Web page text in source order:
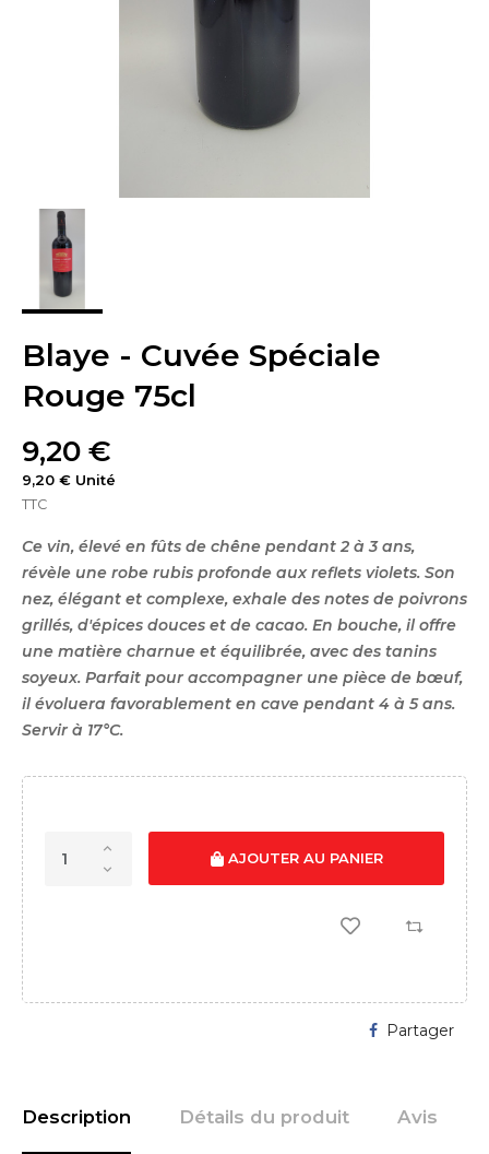
Blaye - Cuvée Spéciale
Rouge 75cl
9,20 €
9,20 € Unité
TTC
Ce vin, élevé en fûts de chêne pendant 2 à 3 ans,
révèle une robe rubis profonde aux reflets violets. Son
nez, élégant et complexe, exhale des notes de poivrons
grillés, d'épices douces et de cacao. En bouche, il offre
une matière charnue et équilibrée, avec des tanins
soyeux. Parfait pour accompagner une pièce de bœuf,
il évoluera favorablement en cave pendant 4 à 5 ans.
Servir à 17°C.
AJOUTER AU PANIER
Partager
Description Détails du produit Avis